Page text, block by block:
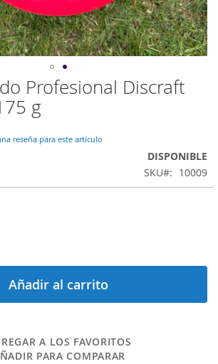
Profesional Discraft
g
reseña para este artículo
DISPONIBLE
SKU
10009
Añadir al carrito
A LOS FAVORITOS
PARA COMPARAR